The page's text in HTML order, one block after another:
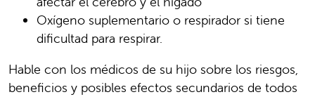
Oxígeno suplementario o respirador si tiene
dificultad para respirar.
Hable con los médicos de su hijo sobre los riesgos,
beneficios y posibles efectos secundarios de todos